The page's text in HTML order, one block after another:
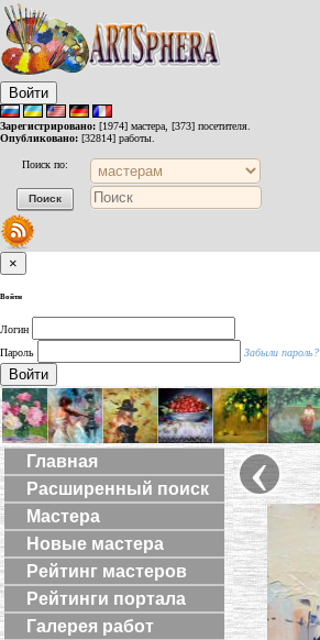
Войти
Зарегистрировано: [1974] мастера, [373] посетителя.
Опубликовано: [32814] работы.
Поиск по:
×
Войти
Логин
Пароль
Забыли пароль?
Войти
Главная
Расширенный поиск
Мастера
Новые мастера
Рейтинг мастеров
Рейтинги портала
Галерея работ
‹